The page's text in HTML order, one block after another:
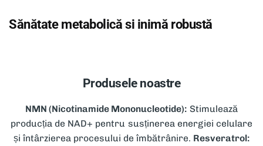
Sănătate metabolică si inimă robustă
Produsele noastre
NMN (Nicotinamide Mononucleotide): Stimulează
producția de NAD+ pentru susținerea energiei celulare
și întârzierea procesului de îmbătrânire. Resveratrol: